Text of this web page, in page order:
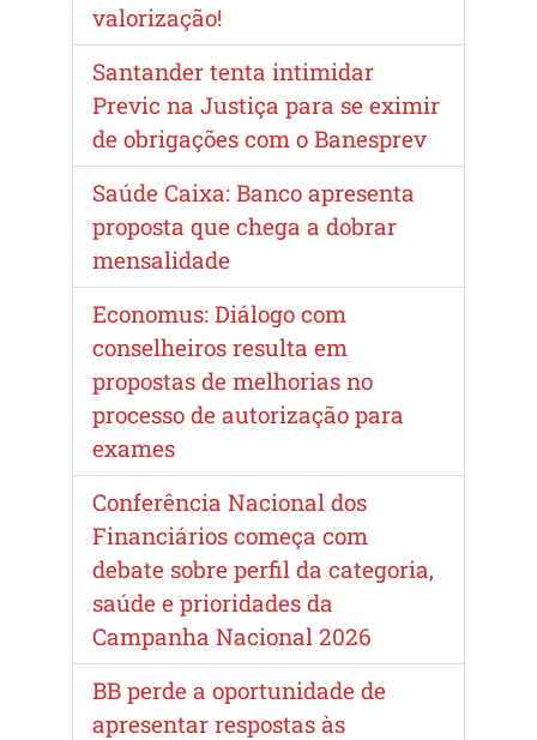
valorização!
Santander tenta intimidar
Previc na Justiça para se eximir
de obrigações com o Banesprev
Saúde Caixa: Banco apresenta
proposta que chega a dobrar
mensalidade
Economus: Diálogo com
conselheiros resulta em
propostas de melhorias no
processo de autorização para
exames
Conferência Nacional dos
Financiários começa com
debate sobre perfil da categoria,
saúde e prioridades da
Campanha Nacional 2026
BB perde a oportunidade de
apresentar respostas às